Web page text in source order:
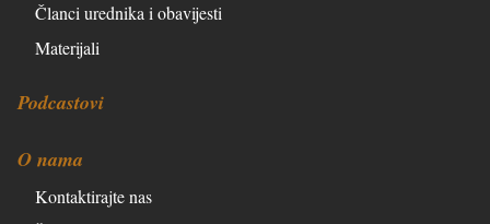
Članci urednika i obavijesti
Materijali
Podcastovi
O nama
Kontaktirajte nas